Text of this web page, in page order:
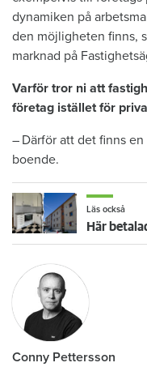
dynamiken på
den möjligheten finns,
marknad på
Varför tror ni att
företag istället för
– Därför att det finns
boende.
Läs också
Conny Pettersson